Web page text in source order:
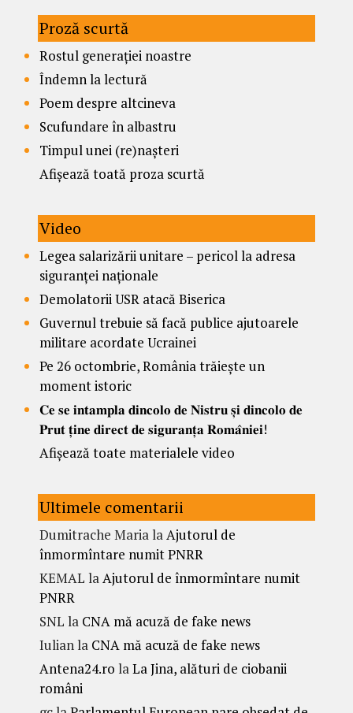
Proză scurtă
Rostul generației noastre
Îndemn la lectură
Poem despre altcineva
Scufundare în albastru
Timpul unei (re)nașteri
Afișează toată proza scurtă
Video
Legea salarizării unitare – pericol la adresa
siguranței naționale
Demolatorii USR atacă Biserica
Guvernul trebuie să facă publice ajutoarele
militare acordate Ucrainei
Pe 26 octombrie, România trăiește un
moment istoric
𝐂𝐞 𝐬𝐞 𝐢𝐧𝐭𝐚𝐦𝐩𝐥𝐚 𝐝𝐢𝐧𝐜𝐨𝐥𝐨 𝐝𝐞 𝐍𝐢𝐬𝐭𝐫𝐮 𝐬̦𝐢 𝐝𝐢𝐧𝐜𝐨𝐥𝐨 𝐝𝐞
𝐏𝐫𝐮𝐭 𝐭̦𝐢𝐧𝐞 𝐝𝐢𝐫𝐞𝐜𝐭 𝐝𝐞 𝐬𝐢𝐠𝐮𝐫𝐚𝐧𝐭̦𝐚 𝐑𝐨𝐦𝐚̂𝐧𝐢𝐞𝐢!
Afișează toate materialele video
Ultimele comentarii
Dumitrache MarialaAjutorul de
înmormîntare numit PNRR
KEMAL laAjutorul de înmormîntare numit
PNRR
SNL la CNA mă acuză de fake news
Iulianla CNA mă acuză de fake news
Antena24.ro laLa Jina, alături de ciobanii
români